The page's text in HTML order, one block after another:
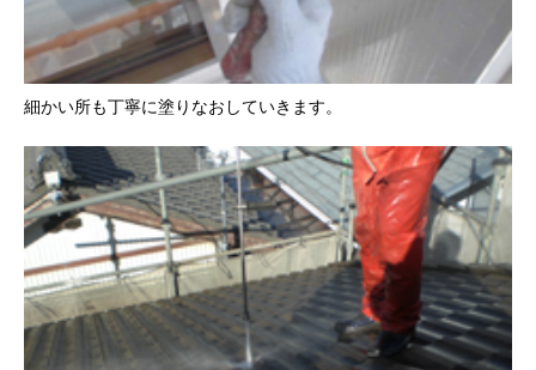
細かい所も丁寧に塗りなおしていきます。